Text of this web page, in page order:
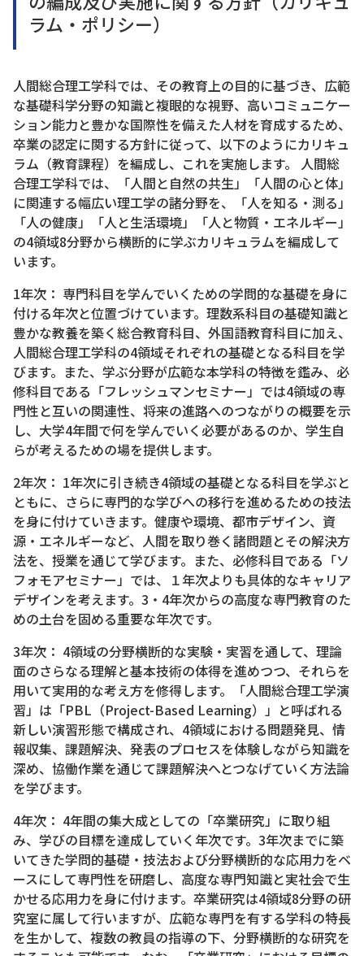
ラム・ポリシー）
人間総合理工学科では、その教育上の目的に基づき、広範
な基礎科学分野の知識と複眼的な視野、高いコミュニケー
ション能力と豊かな国際性を備えた人材を育成するため、
卒業の認定に関する方針に従って、以下のようにカリキュ
ラム（教育課程）を編成し、これを実施します。 人間総
合理工学科では、「人間と自然の共生」「人間の心と体」
に関連する幅広い理工学の諸分野を、「人を知る・測る」
「人の健康」「人と生活環境」「人と物質・エネルギー」
の4領域8分野から横断的に学ぶカリキュラムを編成して
います。
1年次： 専門科目を学んでいくための学問的な基礎を身に
付ける年次と位置づけています。理数系科目の基礎知識と
豊かな教養を築く総合教育科目、外国語教育科目に加え、
人間総合理工学科の4領域それぞれの基礎となる科目を学
びます。また、学ぶ分野が広範な本学科の特徴を鑑み、必
修科目である「フレッシュマンセミナー」では4領域の専
門性と互いの関連性、将来の進路へのつながりの概要を示
し、大学4年間で何を学んでいく必要があるのか、学生自
らが考えるための場を提供します。
2年次： 1年次に引き続き4領域の基礎となる科目を学ぶと
ともに、さらに専門的な学びへの移行を進めるための技法
を身に付けていきます。健康や環境、都市デザイン、資
源・エネルギーなど、人間を取り巻く諸問題とその解決方
法を、授業を通じて学びます。また、必修科目である「ソ
フォモアセミナー」では、１年次よりも具体的なキャリア
デザインを考えます。3・4年次からの高度な専門教育のた
めの土台を固める重要な年次です。
3年次： 4領域の分野横断的な実験・実習を通して、理論
面のさらなる理解と基本技術の体得を進めつつ、それらを
用いて実用的な考え方を修得します。「人間総合理工学演
習」は「PBL（Project-Based Learning）」と呼ばれる
新しい演習形態で構成され、4領域における問題発見、情
報収集、課題解決、発表のプロセスを体験しながら知識を
深め、協働作業を通じて課題解決へとつなげていく方法論
を学びます。
4年次： 4年間の集大成としての「卒業研究」に取り組
み、学びの目標を達成していく年次です。3年次までに築
いてきた学問的基礎・技法および分野横断的な応用力をベ
ースにして専門性を研磨し、高度な専門知識と実社会で生
かせる応用力を身に付けます。卒業研究は4領域8分野の研
究室に属して行いますが、広範な専門を有する学科の特長
を生かして、複数の教員の指導の下、分野横断的な研究を